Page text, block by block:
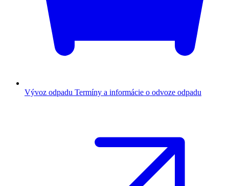
Vývoz odpadu Termíny a informácie o odvoze odpadu